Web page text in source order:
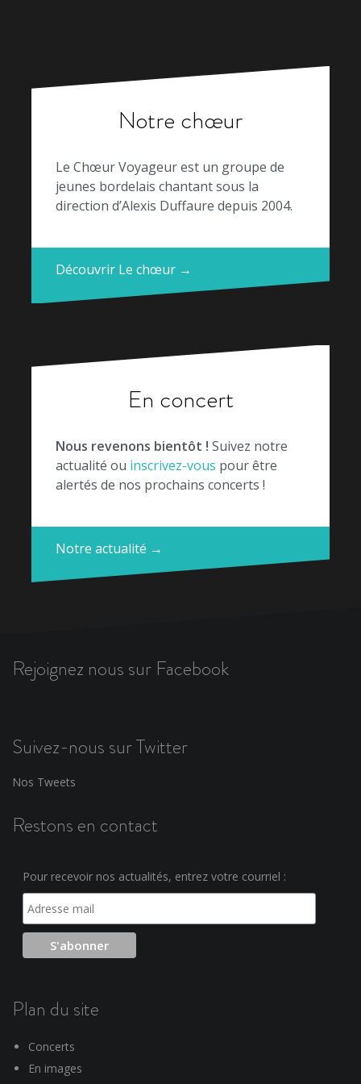
Notre chœur
Le Chœur Voyageur est un groupe de
jeunes bordelais chantant sous la
direction d’Alexis Duffaure depuis 2004.
Découvrir Le chœur →
En concert
Nous revenons bientôt ! Suivez notre
actualité ou inscrivez-vous pour être
alertés de nos prochains concerts !
Notre actualité →
Rejoignez nous sur Facebook
Suivez-nous sur Twitter
Nos Tweets
Restons en contact
Pour recevoir nos actualités, entrez votre courriel :
Plan du site
Concerts
En images